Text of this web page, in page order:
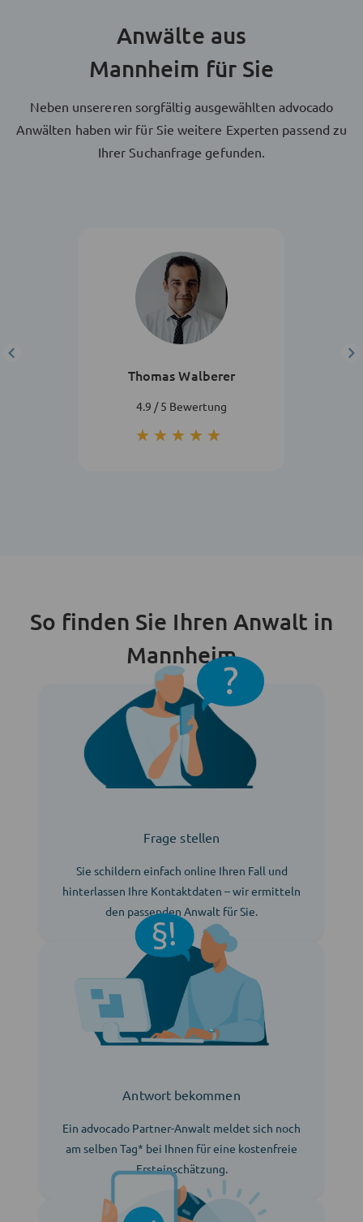
Anwälte aus
Mannheim für Sie
Neben unsereren sorgfältig ausgewählten advocado
Anwälten haben wir für Sie weitere Experten passend zu
Ihrer Suchanfrage gefunden.
Thomas Walberer
4.9 / 5 Bewertung
★★★★★
★★★★★
So finden Sie Ihren Anwalt in
Mannheim
Frage stellen
Sie schildern einfach online Ihren Fall und
hinterlassen Ihre Kontaktdaten – wir ermitteln
den passenden Anwalt für Sie.
Antwort bekommen
Ein advocado Partner-Anwalt meldet sich noch
am selben Tag* bei Ihnen für eine kostenfreie
Ersteinschätzung.